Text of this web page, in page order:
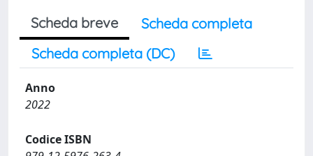
Scheda breve
Scheda completa
Scheda completa (DC)
Anno
2022
Codice ISBN